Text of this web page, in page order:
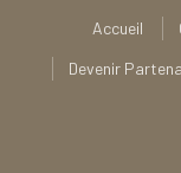
Accueil
Devenir